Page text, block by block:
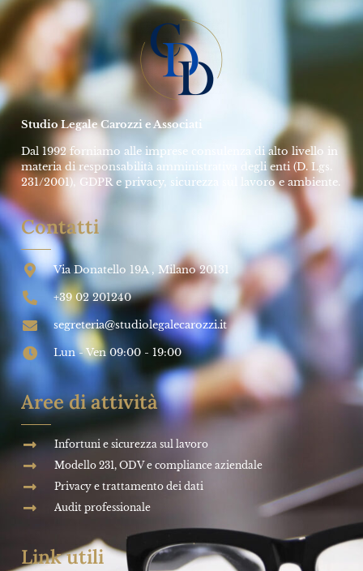
Studio Legale Carozzi e Associati
Dal 1992 forniamo alle imprese consulenza di alto livello in
materia di responsabilità amministrativa degli enti (D. Lgs.
231/2001), GDPR e privacy, sicurezza sul lavoro e ambiente.
Contatti
Via Donatello 19A , Milano 20131
+39 02 201240
segreteria@studiolegalecarozzi.it
Lun - Ven 09:00 - 19:00
Aree di attività
Infortuni e sicurezza sul lavoro
Modello 231, ODV e compliance aziendale
Privacy e trattamento dei dati
Audit professionale
Link utili